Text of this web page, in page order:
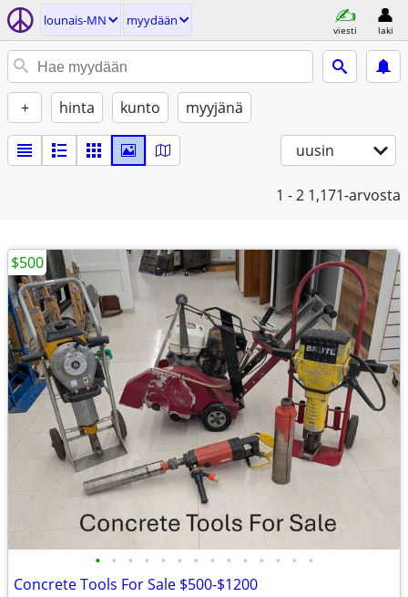
lounais-MN myydään
viesti laki
+ hinta kunto myyjänä
uusin
1 - 2 1,171-arvosta
• • • • • • • • • • • • • •
Concrete Tools For Sale $500-$1200
$500